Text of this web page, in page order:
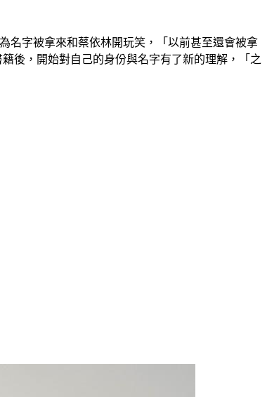
名字被拿來和蔡依林開玩笑，「以前甚至還會被拿
後，開始對自己的身份與名字有了新的理解，「之